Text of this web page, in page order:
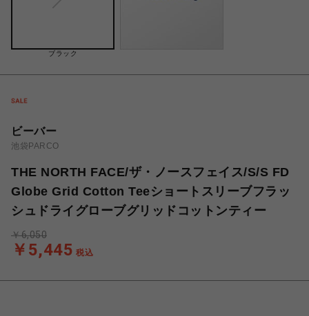
ブラック
ビーバー
池袋PARCO
THE NORTH FACE/ザ・ノースフェイス/S/S FD
Globe Grid Cotton Teeショートスリーブフラッ
シュドライグローブグリッドコットンティー
￥5,445 税込
￥6,050